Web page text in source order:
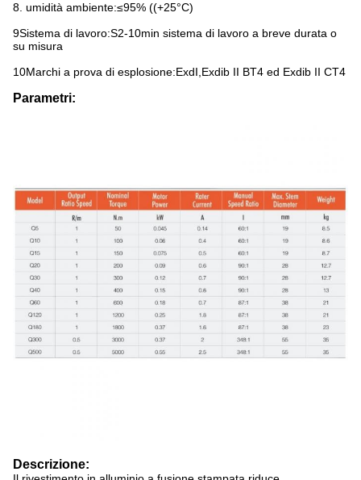
8. umidità ambiente:≤95% ((+25°C)
9Sistema di lavoro:S2-10min sistema di lavoro a breve durata o
su misura
10Marchi a prova di esplosione:ExdI,Exdib II BT4 ed Exdib II CT4
Parametri:
Descrizione: